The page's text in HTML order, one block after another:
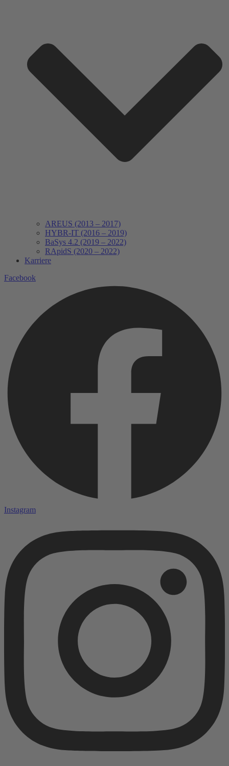
AREUS (2013 – 2017)
HYBR-IT (2016 – 2019)
BaSys 4.2 (2019 – 2022)
RApidS (2020 – 2022)
Karriere
Facebook
Instagram